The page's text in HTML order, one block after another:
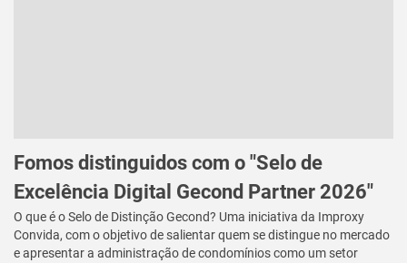
Fomos distinguidos com o "Selo de
Excelência Digital Gecond Partner 2026"
O que é o Selo de Distinção Gecond? Uma iniciativa da Improxy
Convida, com o objetivo de salientar quem se distingue no mercado
e apresentar a administração de condomínios como um setor